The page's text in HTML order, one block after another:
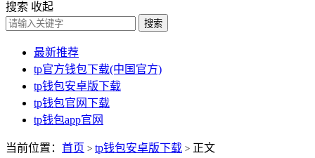
搜索 收起
搜索
最新推荐
tp官方钱包下载(中国官方)
tp钱包安卓版下载
tp钱包官网下载
tp钱包app官网
当前位置： 首页 > tp钱包安卓版下载 > 正文